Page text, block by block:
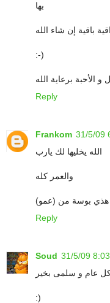
بها
باقية إن شاء الله
:-)
الأحبة برعاية الله
Reply
Frankom 31/5/09
الله يخليها لك يارب
والعمر كله
Reply
Soud 31/5/09
عام و سلمى بخير
:)